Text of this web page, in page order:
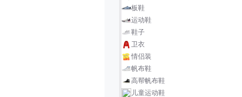
板鞋
运动鞋
鞋子
卫衣
情侣装
帆布鞋
高帮帆布鞋
儿童运动鞋